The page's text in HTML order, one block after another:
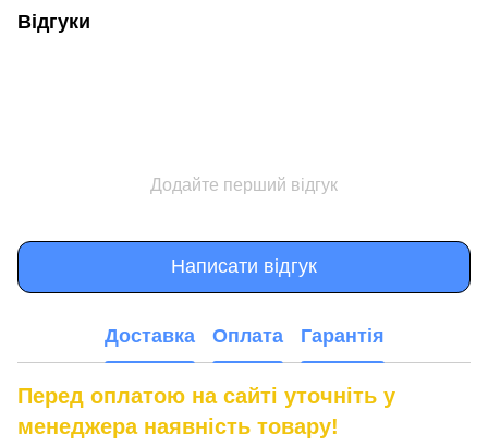
Відгуки
Додайте перший відгук
Написати відгук
Доставка Оплата Гарантія
Перед оплатою на сайті уточніть у
менеджера наявність товару!